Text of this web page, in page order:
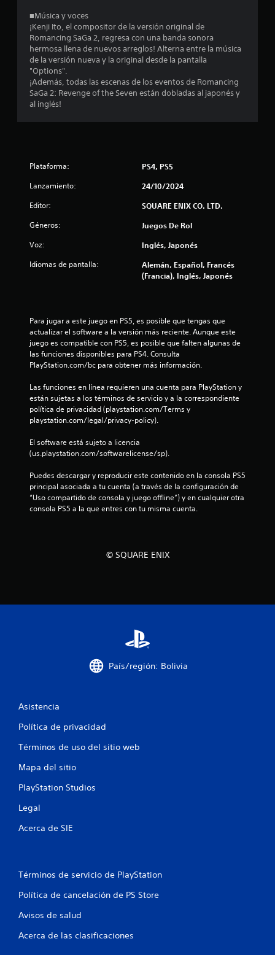
o
2
a
i
f
a
c
s
■Música y voces
¡Kenji Ito, el compositor de la versión original de
Romancing SaGa 2, regresa con una banda sonora
hermosa llena de nuevos arreglos! Alterna entre la música
de la versión nueva y la original desde la pantalla
"Options".
¡Además, todas las escenas de los eventos de Romancing
SaGa 2: Revenge of the Seven están dobladas al japonés y
al inglés!
Plataforma: PS4, PS5
Lanzamiento: 24/10/2024
Editor: SQUARE ENIX CO. LTD.
Géneros: Juegos De Rol
Voz: Inglés, Japonés
Idiomas de pantalla:
Alemán, Español, Francés
(Francia), Inglés, Japonés
Para jugar a este juego en PS5, es posible que tengas que
actualizar el software a la versión más reciente. Aunque este
juego es compatible con PS5, es posible que falten algunas de
las funciones disponibles para PS4. Consulta
PlayStation.com/bc para obtener más información.
Las funciones en línea requieren una cuenta para PlayStation y
están sujetas a los términos de servicio y a la correspondiente
política de privacidad (playstation.com/Terms y
playstation.com/legal/privacy-policy).
El software está sujeto a licencia
(us.playstation.com/softwarelicense/sp).
Puedes descargar y reproducir este contenido en la consola PS5
principal asociada a tu cuenta (a través de la configuración de
“Uso compartido de consola y juego offline”) y en cualquier otra
consola PS5 a la que entres con tu misma cuenta.
© SQUARE ENIX
País/región: Bolivia
Asistencia
Política de privacidad
Términos de uso del sitio web
Mapa del sitio
PlayStation Studios
Legal
Acerca de SIE
Términos de servicio de PlayStation
Política de cancelación de PS Store
Avisos de salud
Acerca de las clasificaciones